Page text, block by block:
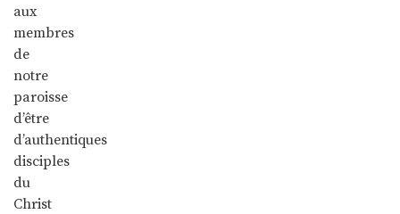
aux
membres
de
notre
paroisse
d’être
d’authentiques
disciples
du
Christ